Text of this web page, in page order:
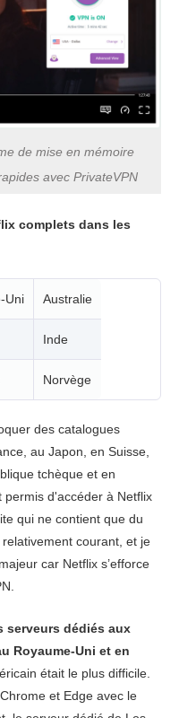
de mise en mémoire
avec PrivateVPN
complets dans les
Uni Australie
Inde
Norvège
des catalogues
au Japon, en Suisse,
tchèque et en
permis d'accéder à Netflix
qui ne contient que du
courant, et je
car Netflix s’efforce
serveurs dédiés aux
Royaume-Uni et en
était le plus difficile.
et Edge avec le